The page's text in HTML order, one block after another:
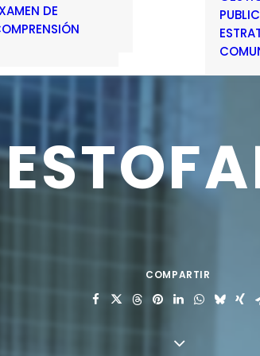
DE
COMPARTIR